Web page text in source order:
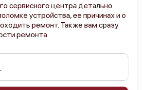
сервисного центра детально
устройства, ее причинах и о
ремонт. Также вам сразу
ремонта.